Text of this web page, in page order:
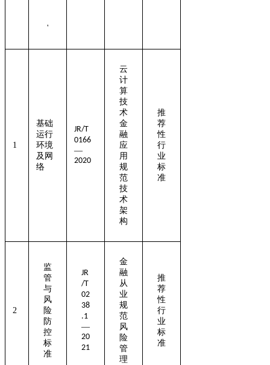
'
1
基础
运行
环境
及网
络
JR/T
0166
—
2020
云
计
算
技
术
金
融
应
用
规
范
技
术
架
构
推
荐
性
行
业
标
准
2
监
管
与
风
险
防
控
标
准
JR
/T
02
38
.1
—
20
21
金
融
从
业
规
范
风
险
管
理
推
荐
性
行
业
标
准